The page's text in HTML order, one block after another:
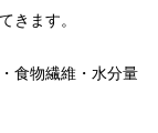
きます。
食物繊維・水分量